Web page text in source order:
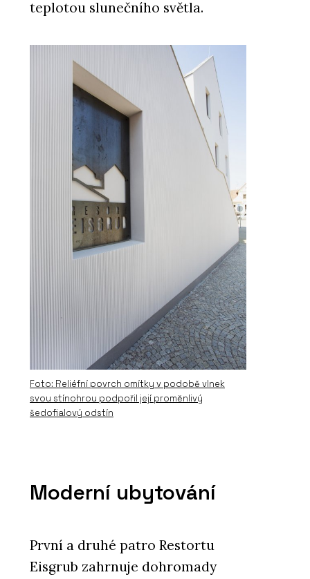
teplotou slunečního světla.
Foto: Reliéfní povrch omítky v podobě vlnek
svou stínohrou podpořil její proměnlivý
šedofialový odstín
Moderní ubytování
První a druhé patro Restortu
Eisgrub zahrnuje dohromady